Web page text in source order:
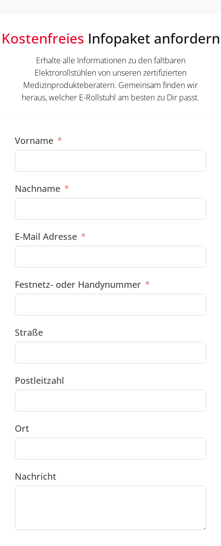
Kostenfreies Infopaket anfordern
Erhalte alle Informationen zu den faltbaren
Elektrorollstühlen von unseren zertifizierten
Medizinprodukteberatern. Gemeinsam finden wir
heraus, welcher E-Rollstuhl am besten zu Dir passt.
Vorname
Nachname
E-Mail Adresse
Festnetz- oder Handynummer
Straße
Postleitzahl
Ort
Nachricht